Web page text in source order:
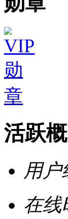
活跃
用户
在线